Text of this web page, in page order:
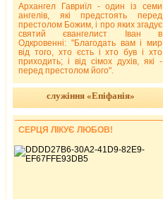
Архангел Гавриїл - один із семи
ангелів, які предстоять перед
престолом Божим, і про яких згадує
святий євангелист Іван в
Одкровенні: "Благодать вам і мир
від того, хто єсть і хто був і хто
приходить; і від сімох духів, які -
перед престолом його".
служіння «Епіфанія»
СЕРЦЯ ЛІКУЄ ЛЮБОВ!